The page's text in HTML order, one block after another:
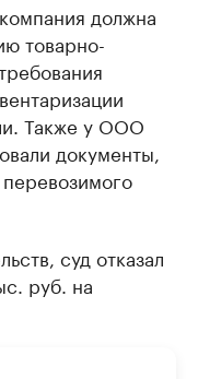
должна
товарно-
Также у ООО
документы,
суд отказал
руб. на